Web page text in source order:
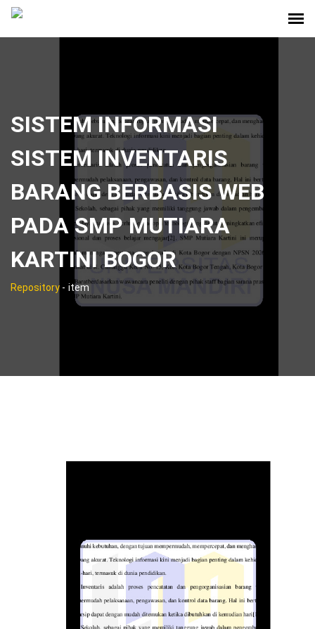
SISTEM INFORMASI
SISTEM INVENTARIS
BARANG BERBASIS WEB
PADA SMP MUTIARA
KARTINI BOGOR
Repository - item